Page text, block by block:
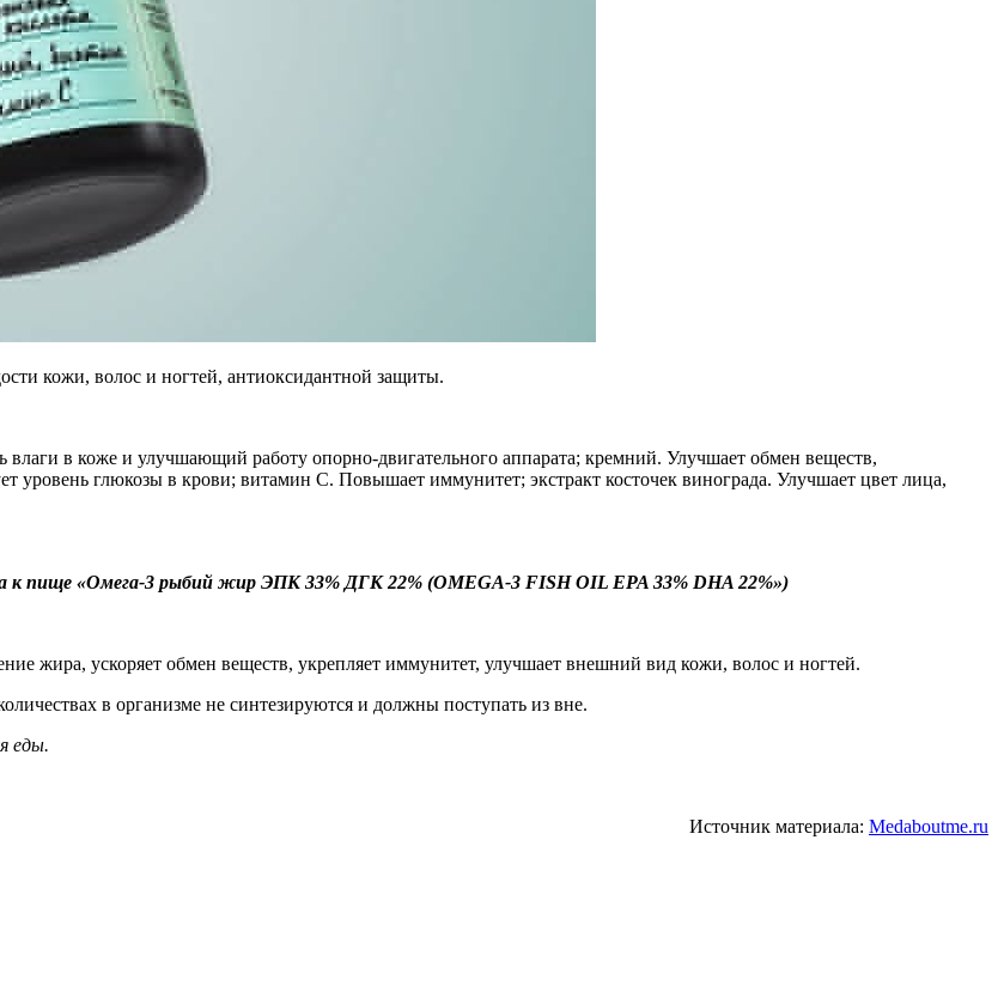
кожи, волос и ногтей, антиоксидантной защиты.
в коже и улучшающий работу опорно-двигательного аппарата; кремний. Улучшает обмен веществ,
уровень глюкозы в крови; витамин С. Повышает иммунитет; экстракт косточек винограда. Улучшает цвет лица,
«Омега-3 рыбий жир ЭПК 33% ДГК 22% (OMEGA-3 FISH OIL EPA 33% DHA 22%»)
жира, ускоряет обмен веществ, укрепляет иммунитет, улучшает внешний вид кожи, волос и ногтей.
в организме не синтезируются и должны поступать из вне.
еды.
Источник материала: Medaboutme.ru